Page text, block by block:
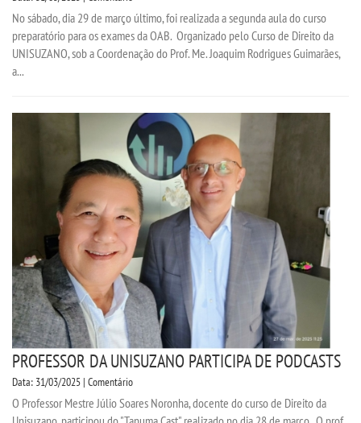
OUVIDORIA
PORTARIAS
PPC
REGIMENTOS
REGULAMENTOS
SECRETARIA
SEMANA JURÍDICA
TIP - PEDAGOGIA
No sábado, dia 29 de março último, foi realizada a segunda aula do curso
preparatório para os exames da OAB. Organizado pelo Curso de Direito da
UNISUZANO, sob a Coordenação do Prof. Me. Joaquim Rodrigues Guimarães,
a...
PROFESSOR DA UNISUZANO PARTICIPA DE PODCASTS
Data: 31/03/2025 | Comentário
O Professor Mestre Júlio Soares Noronha, docente do curso de Direito da